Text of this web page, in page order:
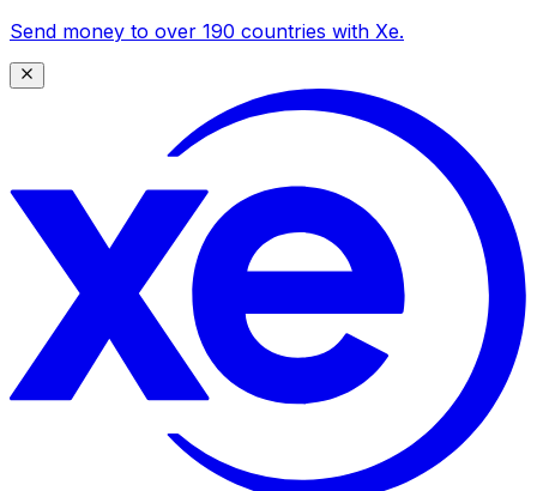
Send money to over 190 countries with Xe.